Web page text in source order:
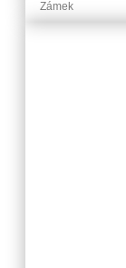
Zámek